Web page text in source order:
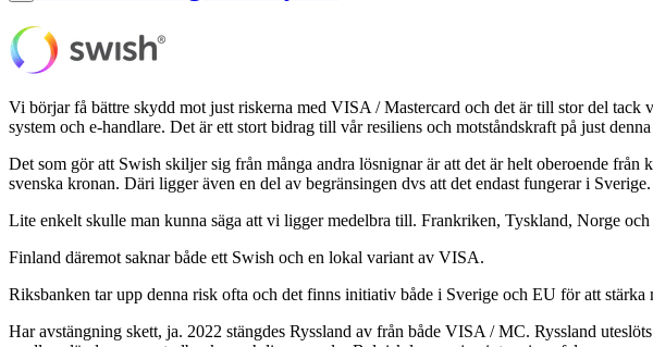
Vi börjar få bättre skydd mot just riskerna med VISA / Mastercard och det är till stor del
system och e-handlare. Det är ett stort bidrag till vår resiliens och motståndskraft på just
Det som gör att Swish skiljer sig från många andra lösnignar är att det är helt oberoende
svenska kronan. Däri ligger även en del av begränsingen dvs att det endast fungerar i
Lite enkelt skulle man kunna säga att vi ligger medelbra till. Frankriken, Tyskland, Norge
Finland däremot saknar både ett Swish och en lokal variant av VISA.
Riksbanken tar upp denna risk ofta och det finns initiativ både i Sverige och EU för att stärka
Har avstängning skett, ja. 2022 stängdes Ryssland av från både VISA / MC. Ryssland